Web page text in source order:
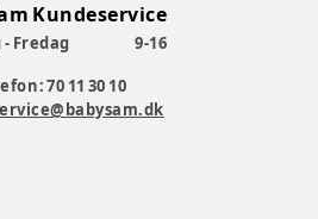
Kundeservice
Fredag
9-16
70 11 30 10